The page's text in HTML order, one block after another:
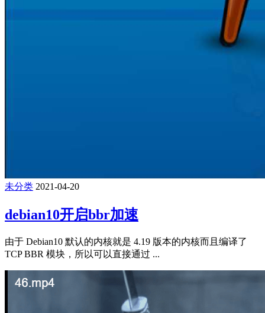
未分类 2021-04-20
debian10开启bbr加速
由于 Debian10 默认的内核就是 4.19 版本的内核而且编译了
TCP BBR 模块，所以可以直接通过 ...